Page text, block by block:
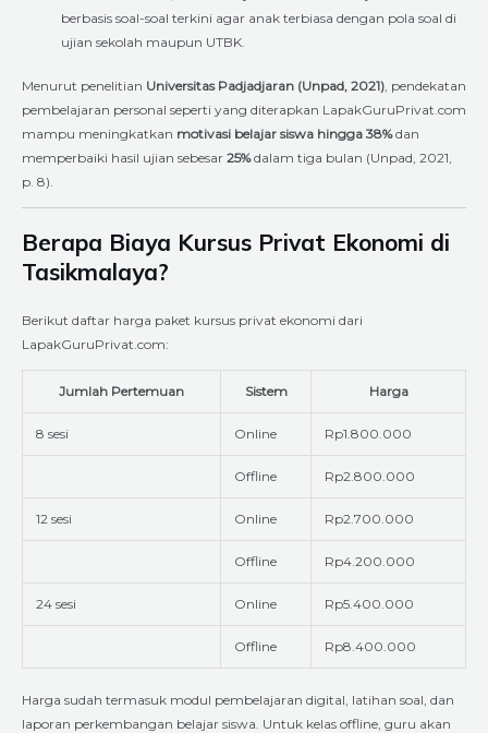
berbasis soal-soal terkini agar anak terbiasa dengan pola soal di
ujian sekolah maupun UTBK.
Menurut penelitian Universitas Padjadjaran (Unpad, 2021) , pendekatan
pembelajaran personal seperti yang diterapkan LapakGuruPrivat.com
mampu meningkatkan motivasi belajar siswa hingga 38%dan
memperbaiki hasil ujian sebesar 25%dalam tiga bulan (Unpad, 2021,
p. 8).
Berapa Biaya Kursus Privat Ekonomi di
Tasikmalaya?
Berikut daftar harga paket kursus privat ekonomi dari
LapakGuruPrivat.com:
Jumlah Pertemuan Sistem Harga
8 sesi Online Rp1.800.000
Offline Rp2.800.000
12 sesi Online Rp2.700.000
Offline Rp4.200.000
24 sesi Online Rp5.400.000
Offline Rp8.400.000
Harga sudah termasuk modul pembelajaran digital, latihan soal, dan
laporan perkembangan belajar siswa. Untuk kelas offline, guru akan